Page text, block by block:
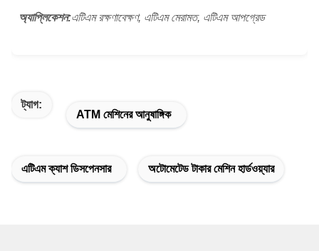
অ্যাপ্লিকেশন:এটিএম রক্ষণাবেক্ষণ, এটিএম মেরামত, এটিএম আপগ্রেড
ট্যাগ:
ATM মেশিনের আনুষাঙ্গিক
এটিএম ক্যাশ ডিসপেনসার অটোমেটেড টাকার মেশিন হার্ডওয়্যার